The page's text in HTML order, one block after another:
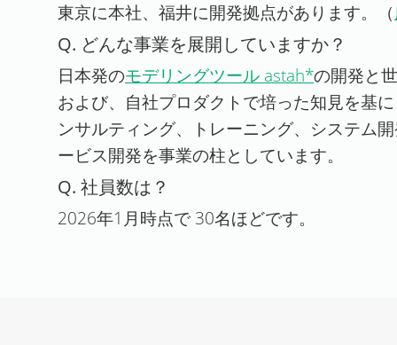
東京に本社、福井に開発拠点があります。（
Q. どんな事業を展開していますか？
日本発のモデリングツール astah*の開発と
および、自社プロダクトで培った知見を基
ンサルティング、トレーニング、システム
ービス開発を事業の柱としています。
Q. 社員数は？
2026年1月時点で 30名ほどです。